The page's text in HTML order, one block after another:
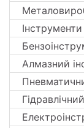
Алмазний